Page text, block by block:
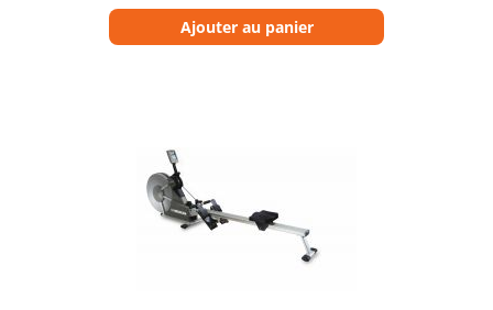
Ajouter au panier